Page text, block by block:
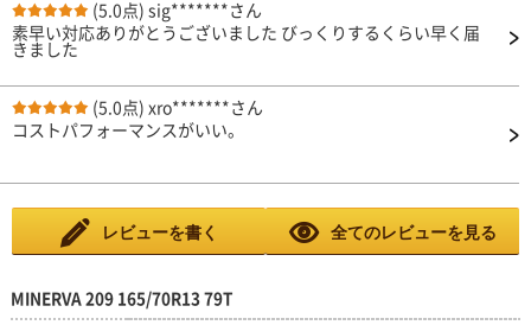
と… ちなみにタイヤ側面は紫外線ガードのスプレーを塗布して
いるので全然大丈夫でした。
(5.0点) sig*******さん
素早い対応ありがとうございました びっくりするくらい早く届
きました
(5.0点) xro*******さん
コストパフォーマンスがいい。
レビューを書く 全てのレビューを見る
MINERVA 209 165/70R13 79T